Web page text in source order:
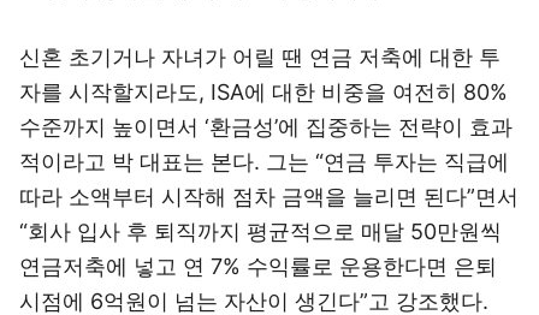
신혼 초기거나 자녀가 어릴 땐 연금 저축에 대한 투
자를 시작할지라도, ISA에 대한 비중을 여전히 80%
수준까지 높이면서 ‘환금성’에 집중하는 전략이 효과
적이라고 박 대표는 본다. 그는 “연금 투자는 직급에
따라 소액부터 시작해 점차 금액을 늘리면 된다”면서
“회사 입사 후 퇴직까지 평균적으로 매달 50만원씩
연금저축에 넣고 연 7% 수익률로 운용한다면 은퇴
시점에 6억원이 넘는 자산이 생긴다”고 강조했다.